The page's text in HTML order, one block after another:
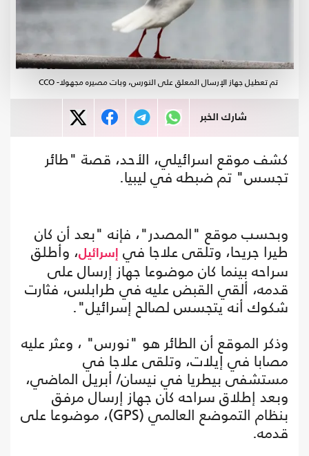
تم تعطيل جهاز الإرسال المعلق على النورس، وبات مصيره مجهولا- CCO
شارك الخبر
كشف موقع اسرائيلي، الأحد، قصة "طائر
تجسس" تم ضبطه في ليبيا.
وبحسب موقع "المصدر"، فإنه "بعد أن كان
طيرا جريحا، وتلقى علاجا في إسرائيل، وأطلق
سراحه بينما كان موضوعا جهاز إرسال على
قدمه، ألقي القبض عليه في طرابلس، فثارت
شكوك أنه يتجسس لصالح إسرائيل".
وذكر الموقع أن الطائر هو "نورس" ، وعثر عليه
مصابا في إيلات، وتلقى علاجا في
مستشفى بيطريا في نيسان/ أبريل الماضي،
وبعد إطلاق سراحه كان جهاز إرسال مرفق
بنظام التموضع العالمي (GPS)، موضوعا على
قدمه.